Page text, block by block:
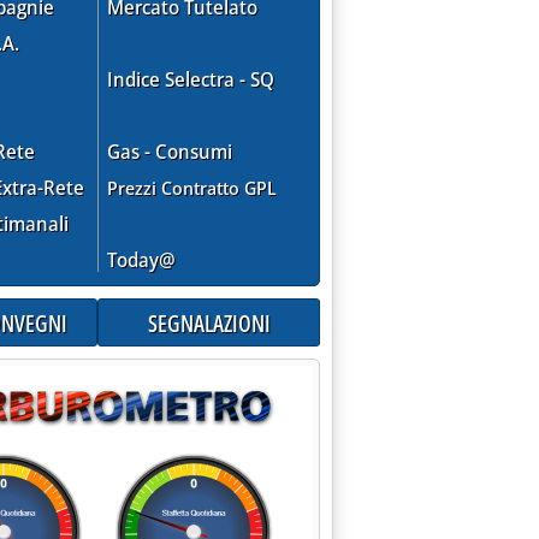
in lieve aumento '
'Teleriscaldamento e teleraffrescamento, il rapporto Gse'
Rete
Mercato Tutelato
Indice Selectra - SQ
Gas - Consumi
Prezzi Contratto GPL
Today@
SEGNALAZIONI